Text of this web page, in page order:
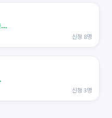
...
신청 8명
신청 3명